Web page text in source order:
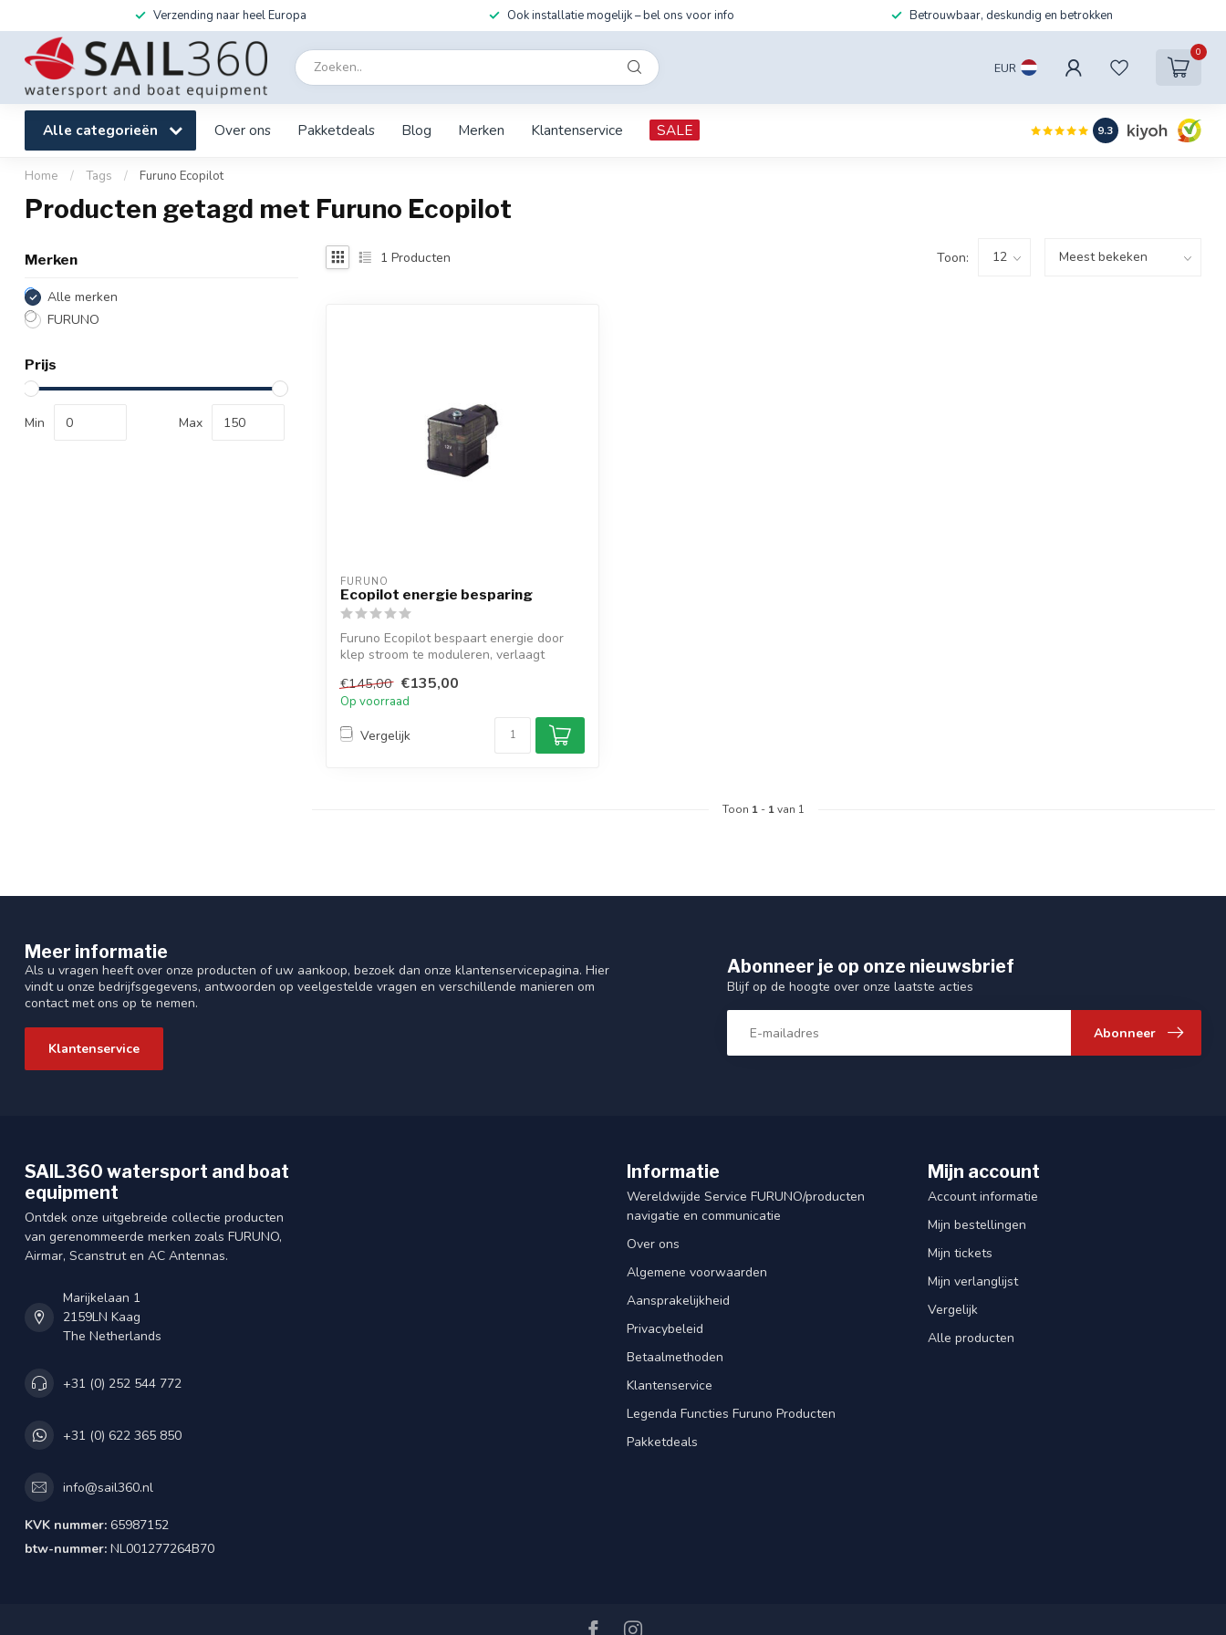
Verzending naar heel Europa Ook installatie mogelijk – bel ons voor info Betrouwbaar, deskundig en betrokken
EUR
0
Alle categorieën Over ons Pakketdeals Blog Merken Klantenservice SALE 9.3
Home / Tags / Furuno Ecopilot
Producten getagd met Furuno Ecopilot
Merken
Alle merken
FURUNO
Prijs
Min Max
1 Producten Toon:
FURUNO
Ecopilot energie besparing
Furuno Ecopilot bespaart energie door
klep stroom te moduleren, verlaagt
€145,00 €135,00
Op voorraad
Vergelijk
Toon 1 - 1van 1
Meer informatie
Als u vragen heeft over onze producten of uw aankoop, bezoek dan onze klantenservicepagina. Hier
vindt u onze bedrijfsgegevens, antwoorden op veelgestelde vragen en verschillende manieren om
contact met ons op te nemen.
Klantenservice
Abonneer je op onze nieuwsbrief
Blijf op de hoogte over onze laatste acties
Abonneer
SAIL360 watersport and boat
equipment
Ontdek onze uitgebreide collectie producten
van gerenommeerde merken zoals FURUNO,
Airmar, Scanstrut en AC Antennas.
Marijkelaan 1
2159LN Kaag
The Netherlands
+31 (0) 252 544 772
+31 (0) 622 365 850
info@sail360.nl
KVK nummer: 65987152
btw-nummer: NL001277264B70
Informatie
Wereldwijde Service FURUNO/producten
navigatie en communicatie
Over ons
Algemene voorwaarden
Aansprakelijkheid
Privacybeleid
Betaalmethoden
Klantenservice
Legenda Functies Furuno Producten
Pakketdeals
Mijn account
Account informatie
Mijn bestellingen
Mijn tickets
Mijn verlanglijst
Vergelijk
Alle producten